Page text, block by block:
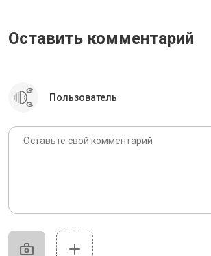
Оставить комментарий
Пользователь